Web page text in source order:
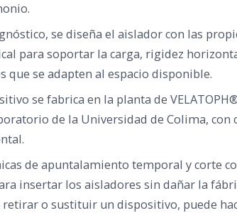
se diseña el aislador con las
para soportar la carga, rigidez
se adapten al espacio disponible.
se fabrica en la planta de
de la Universidad de Colima, con
de apuntalamiento temporal y corte
insertar los aisladores sin dañar la
o sustituir un dispositivo, puede